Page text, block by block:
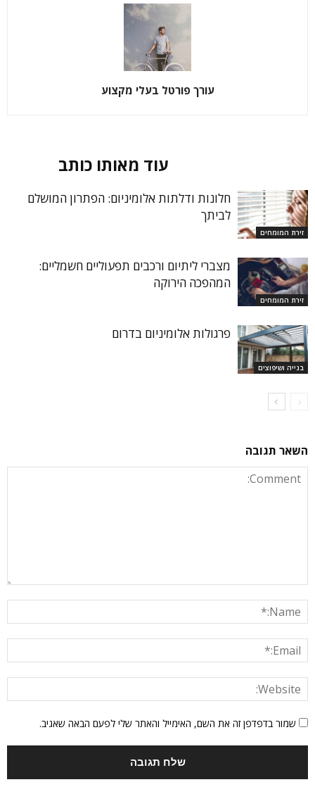
עורך פורטל בעלי מקצוע
עוד מאותו כותב
זירת המומחים
חלונות ודלתות אלומיניום: הפתרון המושלם
לביתך
זירת המומחים
מצברי ליתיום ורכבים תפעוליים חשמליים:
המהפכה הירוקה
בנייה ושיפוצים
פרגולות אלומיניום בדרום
השאר תגובה
שמור בדפדפן זה את השם, האימייל והאתר שלי לפעם הבאה שאגיב.